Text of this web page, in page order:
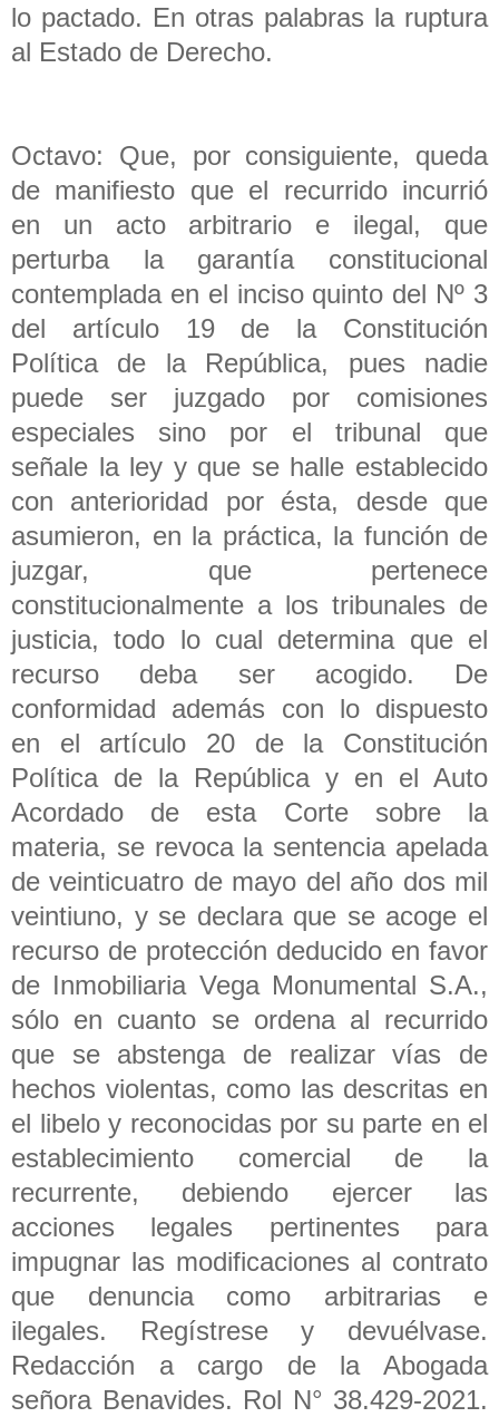
lo pactado. En otras palabras la ruptura
al Estado de Derecho.
Octavo: Que, por consiguiente, queda
de manifiesto que el recurrido incurrió
en un acto arbitrario e ilegal, que
perturba la garantía constitucional
contemplada en el inciso quinto del Nº 3
del artículo 19 de la Constitución
Política de la República, pues nadie
puede ser juzgado por comisiones
especiales sino por el tribunal que
señale la ley y que se halle establecido
con anterioridad por ésta, desde que
asumieron, en la práctica, la función de
juzgar, que pertenece
constitucionalmente a los tribunales de
justicia, todo lo cual determina que el
recurso deba ser acogido. De
conformidad además con lo dispuesto
en el artículo 20 de la Constitución
Política de la República y en el Auto
Acordado de esta Corte sobre la
materia, se revoca la sentencia apelada
de veinticuatro de mayo del año dos mil
veintiuno, y se declara que se acoge el
recurso de protección deducido en favor
de Inmobiliaria Vega Monumental S.A.,
sólo en cuanto se ordena al recurrido
que se abstenga de realizar vías de
hechos violentas, como las descritas en
el libelo y reconocidas por su parte en el
establecimiento comercial de la
recurrente, debiendo ejercer las
acciones legales pertinentes para
impugnar las modificaciones al contrato
que denuncia como arbitrarias e
ilegales. Regístrese y devuélvase.
Redacción a cargo de la Abogada
señora Benavides. Rol N° 38.429-2021.